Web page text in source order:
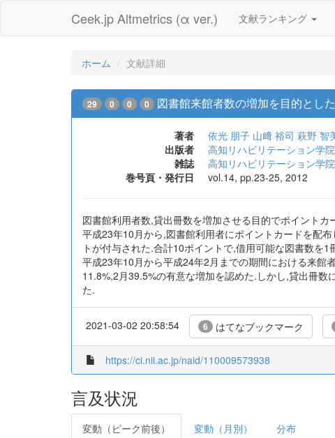
Ceek.jp Altmetrics (α ver.) 文献ランキング
ホーム 文献詳細
29 0 0 0 図書館来館者数の増加を目的とし
著者 依光 朋子 山﨑 裕司 萩野 智
出版者
高知リハビリテーション学院
雑誌
高知リハビリテーション学
巻号頁・発行日
vol.14, pp.23-25, 2012
図書館利用者数,貸出冊数を増加させる目的でポイント
平成23年10月から,図書館利用者にポイントカードを配
トが付与された.合計10ポイントで,借用可能な図書数を
平成23年10月から平成24年2月までの期間における来館
11.8%,2月39.5%の有意な増加を認めた.しかし,貸出冊
た.
2021-03-02 20:58:54 6 はてなブックマーク
https://ci.nii.ac.jp/naid/110009573938
言及状況
変動（ピーク前後） 変動（月別） 分布